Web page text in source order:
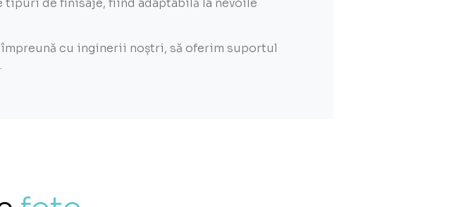
de finisaje, fiind adaptabilă la nevoile
cu inginerii noștri, să oferim suportul